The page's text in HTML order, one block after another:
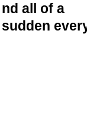
nd all of a
sudden